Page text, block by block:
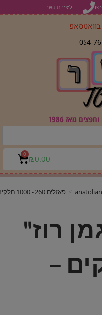
ליצירת קשר
בוואטסאפ
054-
מאז 1986
₪0.00
0
פאזלים 260 - 1000 חלקים
רוז"
–